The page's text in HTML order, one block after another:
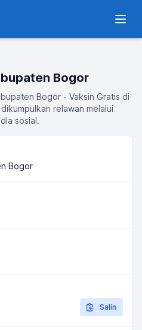
Bogor
Bogor - Vaksin Gratis di
relawan melalui
sosial.
Bogor
Salin